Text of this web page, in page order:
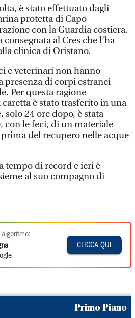
è stato effettuato dagli
protetta di Capo
con la Guardia costiera.
al Cres che l’ha
clinica di Oristano.
e veterinari non hanno
presenza di corpi estranei
Per questa ragione
caretta è stato trasferito in una
solo 24 ore dopo, è stata
con le feci, di un materiale
del recupero nelle acque
tempo di record e ieri è
al suo compagno di
CLICCA QUI
Primo Piano